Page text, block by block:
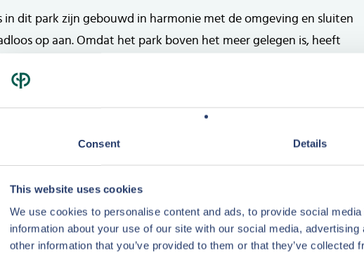
Consent Details
This website uses cookies
We use cookies to personalise content and ads, to provide social
information about your use of our site with our social media,
other information that you’ve provided to them or that they’ve collected
in dit park zijn gebouwd in harmonie met de omgeving en sluiten
op aan. Omdat het park boven het meer gelegen is, heeft
van de cottages een geheel of gedeeltelijk uitzicht over het
Bostalsee is geopend in 2013. Ontdek dit prachtige park en
een cottage met hoge huurinkomsten!
cottage
cottage, van alle gemakken voorzien